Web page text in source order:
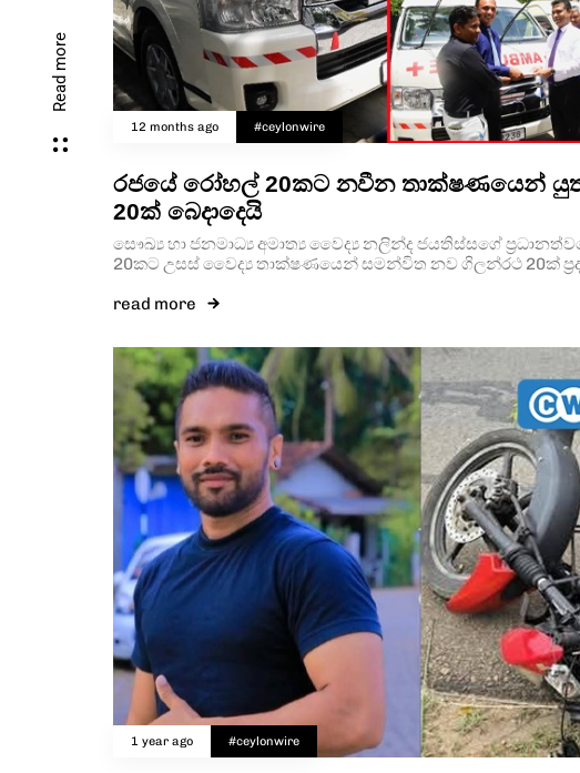
Read more
12 months ago #ceylonwire
රජයේ රෝහල් 20කට නවීන තාක්ෂණයෙන්
20ක් බෙදාදෙයි
සෞඛ්‍ය හා ජනමාධ්‍ය අමාත්‍ය වෛද්‍ය නලින්ද ජයතිස්සගේ
20කට උසස් වෛද්‍ය තාක්ෂණයෙන් සමන්විත නව ගිලන්රථ 20ක්
read more
1 year ago #ceylonwire